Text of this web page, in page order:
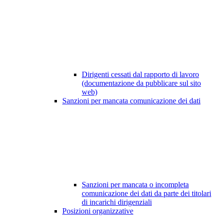
Dirigenti cessati dal rapporto di lavoro
(documentazione da pubblicare sul sito
web)
Sanzioni per mancata comunicazione dei dati
Sanzioni per mancata o incompleta
comunicazione dei dati da parte dei titolari
di incarichi dirigenziali
Posizioni organizzative